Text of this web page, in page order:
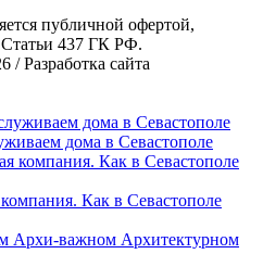
публичной офертой,
437 ГК РФ.
/Разработка сайта
дома в Севастополе
Как в Севастополе